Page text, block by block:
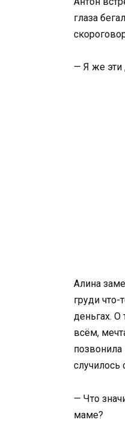
глаза
— Я же эти
Алина
груди
деньгах. О
всём,
позвонила
случилось
— Что
маме?